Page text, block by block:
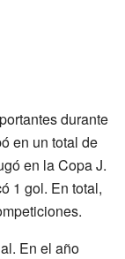
durante
en un total de
en la Copa J.
1 gol. En total,
En el año